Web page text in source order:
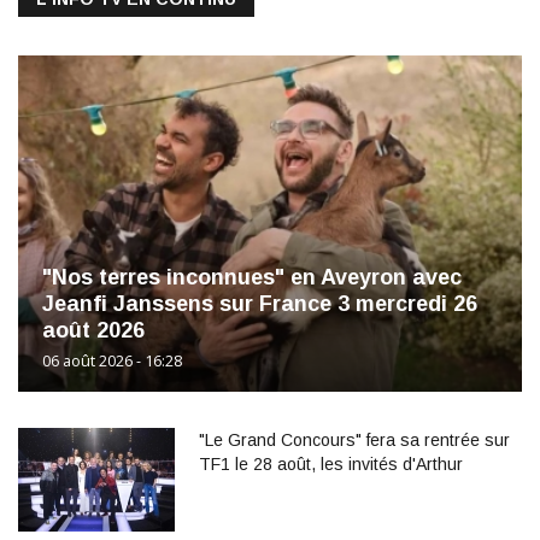
"Nos terres inconnues" en Aveyron avec
Jeanfi Janssens sur France 3 mercredi 26
août 2026
06 août 2026 - 16:28
"Le Grand Concours" fera sa rentrée sur
TF1 le 28 août, les invités d'Arthur